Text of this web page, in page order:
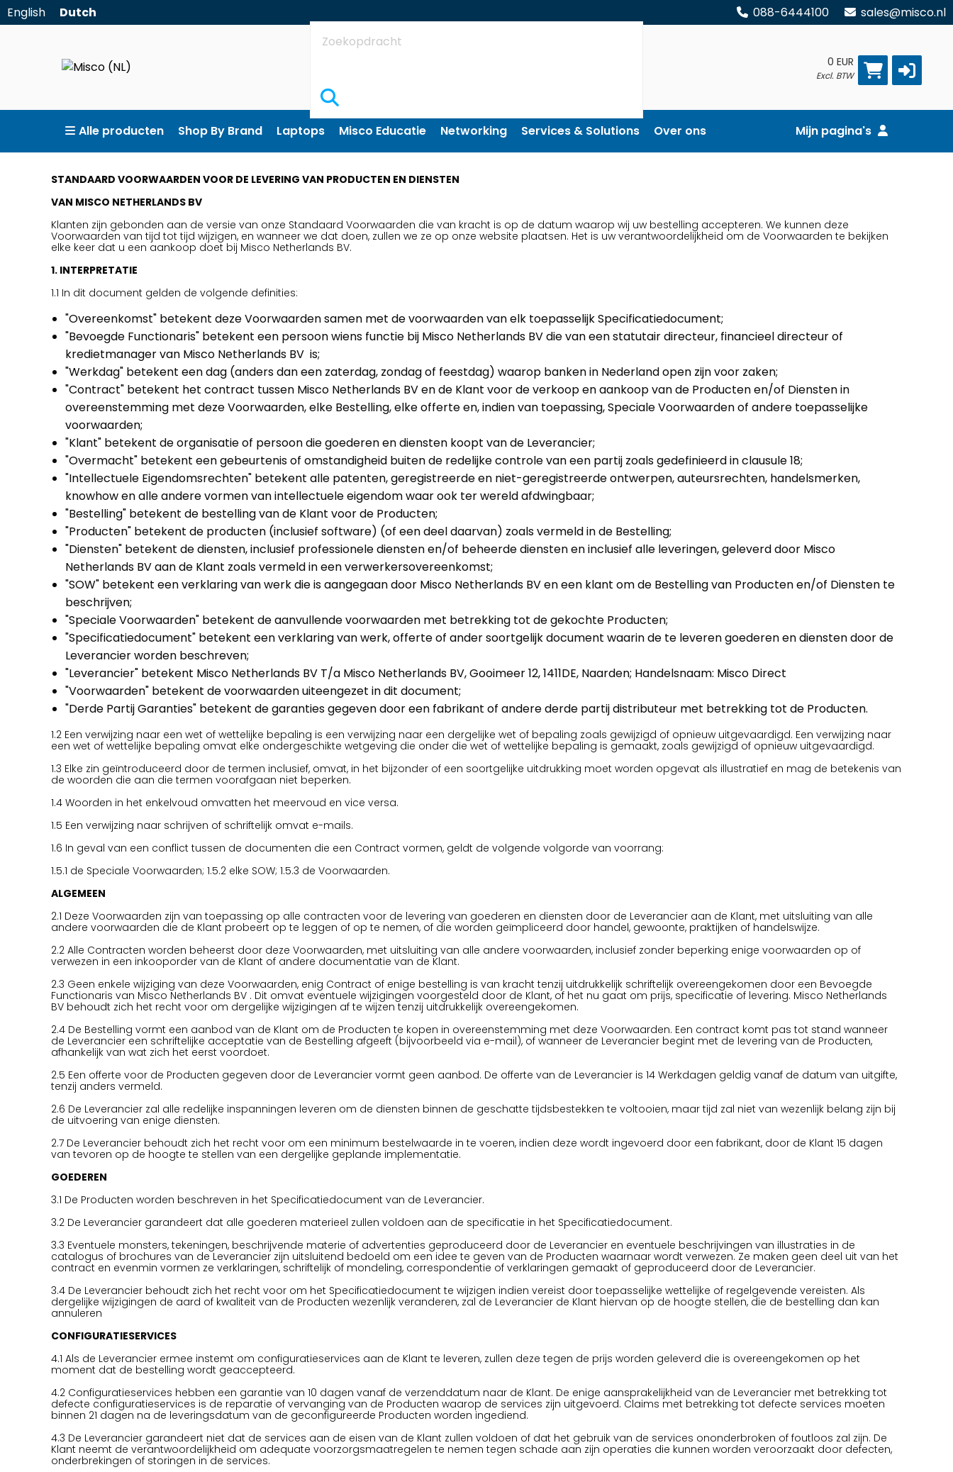
088-6444100 sales@misco.nl
English Dutch
0 EUR
Excl. BTW
Zoekopdracht
Alle producten Shop By Brand Laptops Misco Educatie Networking Services & Solutions Over ons Mijn pagina's
STANDAARD VOORWAARDEN VOOR DE LEVERING VAN PRODUCTEN EN DIENSTEN
VAN MISCO NETHERLANDS BV
Klanten zijn gebonden aan de versie van onze Standaard Voorwaarden die van kracht is op de datum waarop wij uw bestelling accepteren. We kunnen deze
Voorwaarden van tijd tot tijd wijzigen, en wanneer we dat doen, zullen we ze op onze website plaatsen. Het is uw verantwoordelijkheid om de Voorwaarden te bekijken
elke keer dat u een aankoop doet bij Misco Netherlands BV.
1. INTERPRETATIE
1.1 In dit document gelden de volgende definities:
"Overeenkomst" betekent deze Voorwaarden samen met de voorwaarden van elk toepasselijk Specificatiedocument;
"Bevoegde Functionaris" betekent een persoon wiens functie bij Misco Netherlands BV die van een statutair directeur, financieel directeur of
kredietmanager van Misco Netherlands BV is;
"Werkdag" betekent een dag (anders dan een zaterdag, zondag of feestdag) waarop banken in Nederland open zijn voor zaken;
"Contract" betekent het contract tussen Misco Netherlands BV en de Klant voor de verkoop en aankoop van de Producten en/of Diensten in
overeenstemming met deze Voorwaarden, elke Bestelling, elke offerte en, indien van toepassing, Speciale Voorwaarden of andere toepasselijke
voorwaarden;
"Klant" betekent de organisatie of persoon die goederen en diensten koopt van de Leverancier;
"Overmacht" betekent een gebeurtenis of omstandigheid buiten de redelijke controle van een partij zoals gedefinieerd in clausule 18;
"Intellectuele Eigendomsrechten" betekent alle patenten, geregistreerde en niet-geregistreerde ontwerpen, auteursrechten, handelsmerken,
knowhow en alle andere vormen van intellectuele eigendom waar ook ter wereld afdwingbaar;
"Bestelling" betekent de bestelling van de Klant voor de Producten;
"Producten" betekent de producten (inclusief software) (of een deel daarvan) zoals vermeld in de Bestelling;
"Diensten" betekent de diensten, inclusief professionele diensten en/of beheerde diensten en inclusief alle leveringen, geleverd door Misco
Netherlands BV aan de Klant zoals vermeld in een verwerkersovereenkomst;
"SOW" betekent een verklaring van werk die is aangegaan door Misco Netherlands BV en een klant om de Bestelling van Producten en/of Diensten te
beschrijven;
"Speciale Voorwaarden" betekent de aanvullende voorwaarden met betrekking tot de gekochte Producten;
"Specificatiedocument" betekent een verklaring van werk, offerte of ander soortgelijk document waarin de te leveren goederen en diensten door de
Leverancier worden beschreven;
"Leverancier" betekent Misco Netherlands BV T/a Misco Netherlands BV, Gooimeer 12, 1411DE, Naarden; Handelsnaam: Misco Direct
"Voorwaarden" betekent de voorwaarden uiteengezet in dit document;
"Derde Partij Garanties" betekent de garanties gegeven door een fabrikant of andere derde partij distributeur met betrekking tot de Producten.
1.2 Een verwijzing naar een wet of wettelijke bepaling is een verwijzing naar een dergelijke wet of bepaling zoals gewijzigd of opnieuw uitgevaardigd. Een verwijzing naar
een wet of wettelijke bepaling omvat elke ondergeschikte wetgeving die onder die wet of wettelijke bepaling is gemaakt, zoals gewijzigd of opnieuw uitgevaardigd.
1.3 Elke zin geïntroduceerd door de termen inclusief, omvat, in het bijzonder of een soortgelijke uitdrukking moet worden opgevat als illustratief en mag de betekenis van
de woorden die aan die termen voorafgaan niet beperken.
1.4 Woorden in het enkelvoud omvatten het meervoud en vice versa.
1.5 Een verwijzing naar schrijven of schriftelijk omvat e-mails.
1.6 In geval van een conflict tussen de documenten die een Contract vormen, geldt de volgende volgorde van voorrang:
1.5.1 de Speciale Voorwaarden; 1.5.2 elke SOW; 1.5.3 de Voorwaarden.
ALGEMEEN
2.1 Deze Voorwaarden zijn van toepassing op alle contracten voor de levering van goederen en diensten door de Leverancier aan de Klant, met uitsluiting van alle
andere voorwaarden die de Klant probeert op te leggen of op te nemen, of die worden geïmpliceerd door handel, gewoonte, praktijken of handelswijze.
2.2 Alle Contracten worden beheerst door deze Voorwaarden, met uitsluiting van alle andere voorwaarden, inclusief zonder beperking enige voorwaarden op of
verwezen in een inkooporder van de Klant of andere documentatie van de Klant.
2.3 Geen enkele wijziging van deze Voorwaarden, enig Contract of enige bestelling is van kracht tenzij uitdrukkelijk schriftelijk overeengekomen door een Bevoegde
Functionaris van Misco Netherlands BV . Dit omvat eventuele wijzigingen voorgesteld door de Klant, of het nu gaat om prijs, specificatie of levering. Misco Netherlands
BV behoudt zich het recht voor om dergelijke wijzigingen af te wijzen tenzij uitdrukkelijk overeengekomen.
2.4 De Bestelling vormt een aanbod van de Klant om de Producten te kopen in overeenstemming met deze Voorwaarden. Een contract komt pas tot stand wanneer
de Leverancier een schriftelijke acceptatie van de Bestelling afgeeft (bijvoorbeeld via e-mail), of wanneer de Leverancier begint met de levering van de Producten,
afhankelijk van wat zich het eerst voordoet.
2.5 Een offerte voor de Producten gegeven door de Leverancier vormt geen aanbod. De offerte van de Leverancier is 14 Werkdagen geldig vanaf de datum van uitgifte,
tenzij anders vermeld.
2.6 De Leverancier zal alle redelijke inspanningen leveren om de diensten binnen de geschatte tijdsbestekken te voltooien, maar tijd zal niet van wezenlijk belang zijn bij
de uitvoering van enige diensten.
2.7 De Leverancier behoudt zich het recht voor om een minimum bestelwaarde in te voeren, indien deze wordt ingevoerd door een fabrikant, door de Klant 15 dagen
van tevoren op de hoogte te stellen van een dergelijke geplande implementatie.
GOEDEREN
3.1 De Producten worden beschreven in het Specificatiedocument van de Leverancier.
3.2 De Leverancier garandeert dat alle goederen materieel zullen voldoen aan de specificatie in het Specificatiedocument.
3.3 Eventuele monsters, tekeningen, beschrijvende materie of advertenties geproduceerd door de Leverancier en eventuele beschrijvingen van illustraties in de
catalogus of brochures van de Leverancier zijn uitsluitend bedoeld om een idee te geven van de Producten waarnaar wordt verwezen. Ze maken geen deel uit van het
contract en evenmin vormen ze verklaringen, schriftelijk of mondeling, correspondentie of verklaringen gemaakt of geproduceerd door de Leverancier.
3.4 De Leverancier behoudt zich het recht voor om het Specificatiedocument te wijzigen indien vereist door toepasselijke wettelijke of regelgevende vereisten. Als
dergelijke wijzigingen de aard of kwaliteit van de Producten wezenlijk veranderen, zal de Leverancier de Klant hiervan op de hoogte stellen, die de bestelling dan kan
annuleren
CONFIGURATIESERVICES
4.1 Als de Leverancier ermee instemt om configuratieservices aan de Klant te leveren, zullen deze tegen de prijs worden geleverd die is overeengekomen op het
moment dat de bestelling wordt geaccepteerd.
4.2 Configuratieservices hebben een garantie van 10 dagen vanaf de verzenddatum naar de Klant. De enige aansprakelijkheid van de Leverancier met betrekking tot
defecte configuratieservices is de reparatie of vervanging van de Producten waarop de services zijn uitgevoerd. Claims met betrekking tot defecte services moeten
binnen 21 dagen na de leveringsdatum van de geconfigureerde Producten worden ingediend.
4.3 De Leverancier garandeert niet dat de services aan de eisen van de Klant zullen voldoen of dat het gebruik van de services ononderbroken of foutloos zal zijn. De
Klant neemt de verantwoordelijkheid om adequate voorzorgsmaatregelen te nemen tegen schade aan zijn operaties die kunnen worden veroorzaakt door defecten,
onderbrekingen of storingen in de services.